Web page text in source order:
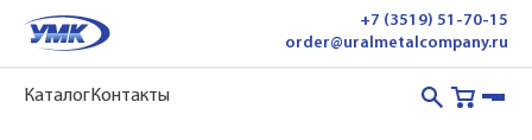
+7 (3519) 51-70-15
order@uralmetalcompany.ru
КаталогКонтакты